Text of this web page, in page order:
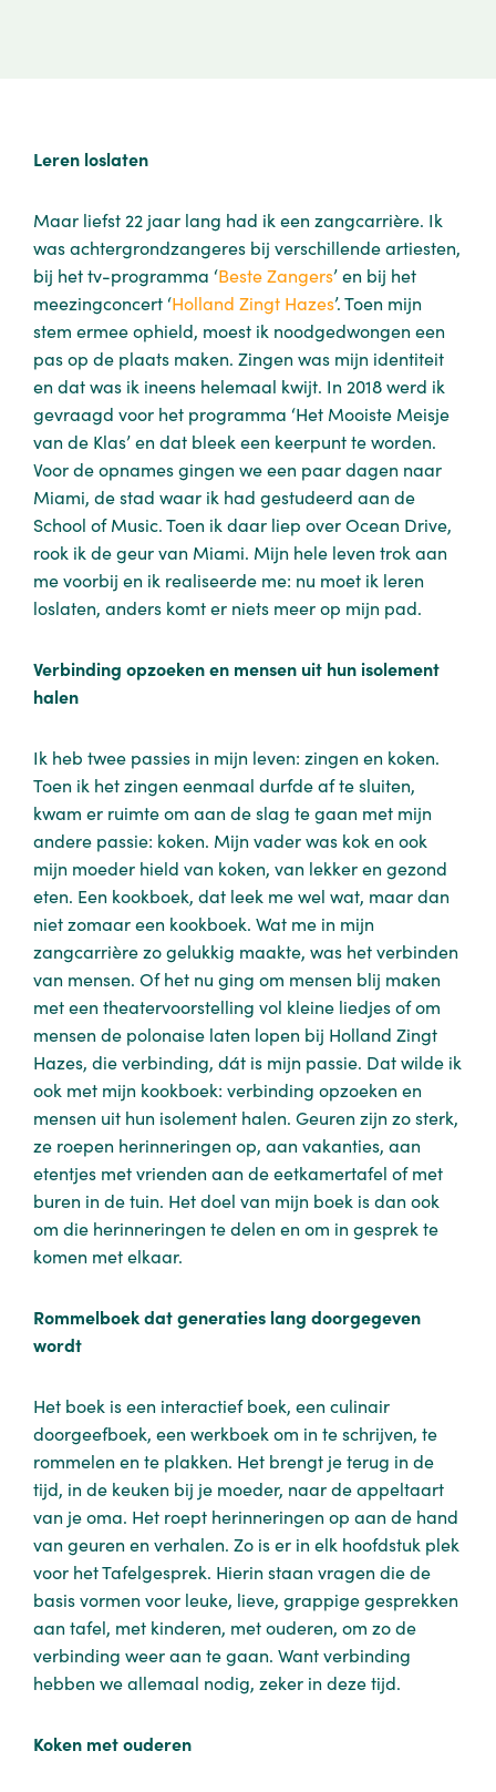
Leren loslaten
Maar liefst 22 jaar lang had ik een zangcarrière. Ik
was achtergrondzangeres bij verschillende artiesten,
bij het tv-programma ‘Beste Zangers’ en bij het
meezingconcert ‘Holland Zingt Hazes’. Toen mijn
stem ermee ophield, moest ik noodgedwongen een
pas op de plaats maken. Zingen was mijn identiteit
en dat was ik ineens helemaal kwijt. In 2018 werd ik
gevraagd voor het programma ‘Het Mooiste Meisje
van de Klas’ en dat bleek een keerpunt te worden.
Voor de opnames gingen we een paar dagen naar
Miami, de stad waar ik had gestudeerd aan de
School of Music. Toen ik daar liep over Ocean Drive,
rook ik de geur van Miami. Mijn hele leven trok aan
me voorbij en ik realiseerde me: nu moet ik leren
loslaten, anders komt er niets meer op mijn pad.
Verbinding opzoeken en mensen uit hun isolement
halen
Ik heb twee passies in mijn leven: zingen en koken.
Toen ik het zingen eenmaal durfde af te sluiten,
kwam er ruimte om aan de slag te gaan met mijn
andere passie: koken. Mijn vader was kok en ook
mijn moeder hield van koken, van lekker en gezond
eten. Een kookboek, dat leek me wel wat, maar dan
niet zomaar een kookboek. Wat me in mijn
zangcarrière zo gelukkig maakte, was het verbinden
van mensen. Of het nu ging om mensen blij maken
met een theatervoorstelling vol kleine liedjes of om
mensen de polonaise laten lopen bij Holland Zingt
Hazes, die verbinding, dát is mijn passie. Dat wilde ik
ook met mijn kookboek: verbinding opzoeken en
mensen uit hun isolement halen. Geuren zijn zo sterk,
ze roepen herinneringen op, aan vakanties, aan
etentjes met vrienden aan de eetkamertafel of met
buren in de tuin. Het doel van mijn boek is dan ook
om die herinneringen te delen en om in gesprek te
komen met elkaar.
Rommelboek dat generaties lang doorgegeven
wordt
Het boek is een interactief boek, een culinair
doorgeefboek, een werkboek om in te schrijven, te
rommelen en te plakken. Het brengt je terug in de
tijd, in de keuken bij je moeder, naar de appeltaart
van je oma. Het roept herinneringen op aan de hand
van geuren en verhalen. Zo is er in elk hoofdstuk plek
voor het Tafelgesprek. Hierin staan vragen die de
basis vormen voor leuke, lieve, grappige gesprekken
aan tafel, met kinderen, met ouderen, om zo de
verbinding weer aan te gaan. Want verbinding
hebben we allemaal nodig, zeker in deze tijd.
Koken met ouderen